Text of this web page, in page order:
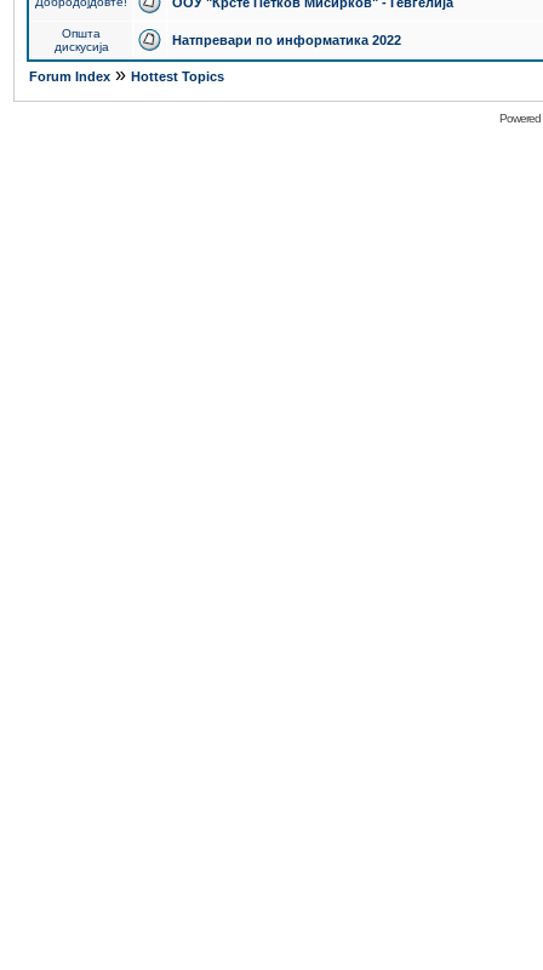
Општа
дискусија
Натпревари по информатика 2022
Forum Index » Hottest Topics